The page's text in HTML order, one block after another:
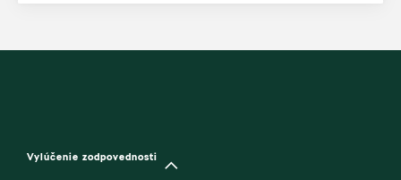
Vylúčenie zodpovednosti